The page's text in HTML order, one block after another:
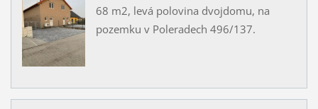
68 m2, levá polovina dvojdomu, na
pozemku v Poleradech 496/137.